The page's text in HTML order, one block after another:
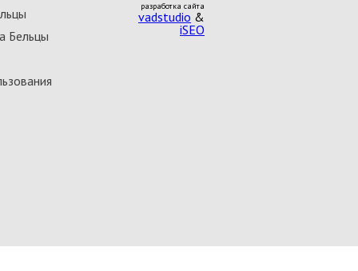
Бельцы
разработка сайта
vadstudio &
iSEO